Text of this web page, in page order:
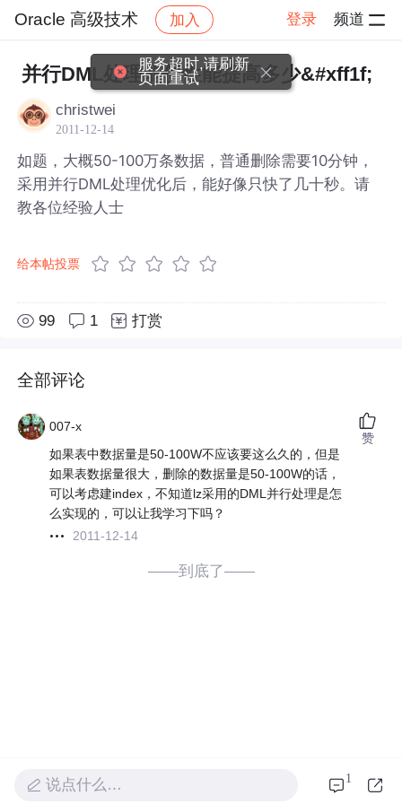
Oracle 高级技术 加入 登录 频道
社区 Oracle 高级技术 帖子详情
并行DML处理能使性能提高多少&#xff1f;
christwei
2011-12-14
如题，大概50-100万条数据，普通删除需要10分钟，
采用并行DML处理优化后，能好像只快了几十秒。请
教各位经验人士
给本帖投票
99 1 打赏
全部评论
007-x
如果表中数据量是50-100W不应该要这么久的，但是
如果表数据量很大，删除的数据量是50-100W的话，
可以考虑建index，不知道lz采用的DML并行处理是怎
么实现的，可以让我学习下吗？
2011-12-14
赞
——到底了——
说点什么… 1
服务超时,请刷新
页面重试